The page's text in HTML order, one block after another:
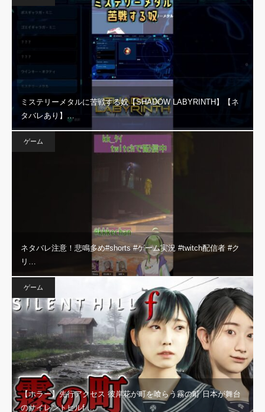
ミステリーメタルに苦戦する奴【SHADOW LABYRINTH】【ネ
タバレあり】…
ゲーム
ネタバレ注意！悲鳴多め#shorts #ゲーム実況 #twitch配信者 #ク
リ…
ゲーム
【ホラー】先行アクセス 彼岸花が町を喰らう霧の町 日本が舞台
のサイレントヒルf …